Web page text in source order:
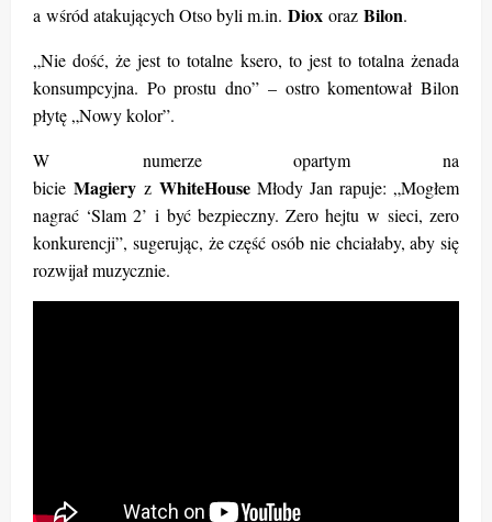
a wśród atakujących Otso byli m.in. Diox oraz Bilon.
„Nie dość, że jest to totalne ksero, to jest to totalna żenada
konsumpcyjna. Po prostu dno” – ostro komentował Bilon
płytę „Nowy kolor”.
W numerze opartym na
bicie Magiery z WhiteHouseMłody Jan rapuje: „Mogłem
nagrać ‘Slam 2’ i być bezpieczny. Zero hejtu w sieci, zero
konkurencji”, sugerując, że część osób nie chciałaby, aby się
rozwijał muzycznie.